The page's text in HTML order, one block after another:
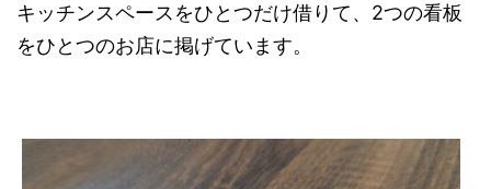
キッチンスペースをひとつだけ借りて、2つの看板
をひとつのお店に掲げています。